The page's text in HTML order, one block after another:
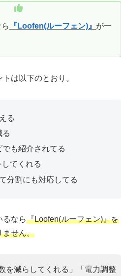
『Loofen(ルーフェン)』 が一
は以下のとおり。
る
る
も紹介されてる
てくれる
分割にも対応してる
るなら『Loofen(ルーフェン)』を
ません。
を減らしてくれる」「電力調整